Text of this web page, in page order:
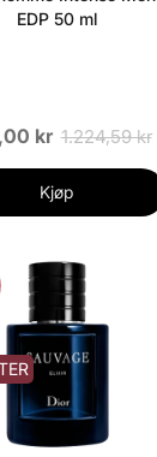
EDP 50 ml
kr 1.224,59 kr
Kjøp